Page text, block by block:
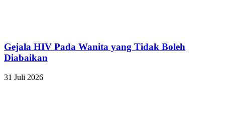
Gejala HIV Pada Wanita yang Tidak Boleh
Diabaikan
31 Juli 2026